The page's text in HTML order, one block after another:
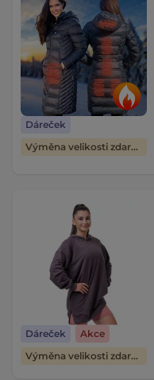
Dáreček
Výměna velikosti zdarma
Dáreček
Akce
Výměna velikosti zdarma